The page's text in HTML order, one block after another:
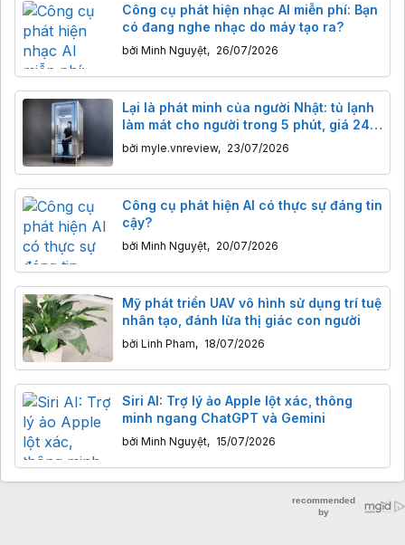
Công cụ phát hiện nhạc AI miễn phí: Bạn
có đang nghe nhạc do máy tạo ra?
bởi Minh Nguyệt, 26/07/2026
Lại là phát minh của người Nhật: tủ lạnh
làm mát cho người trong 5 phút, giá 240
triệu đồng
bởi myle.vnreview, 23/07/2026
Công cụ phát hiện AI có thực sự đáng tin
cậy?
bởi Minh Nguyệt, 20/07/2026
Mỹ phát triển UAV vô hình sử dụng trí tuệ
nhân tạo, đánh lừa thị giác con người
bởi Linh Pham, 18/07/2026
Siri AI: Trợ lý ảo Apple lột xác, thông
minh ngang ChatGPT và Gemini
bởi Minh Nguyệt, 15/07/2026